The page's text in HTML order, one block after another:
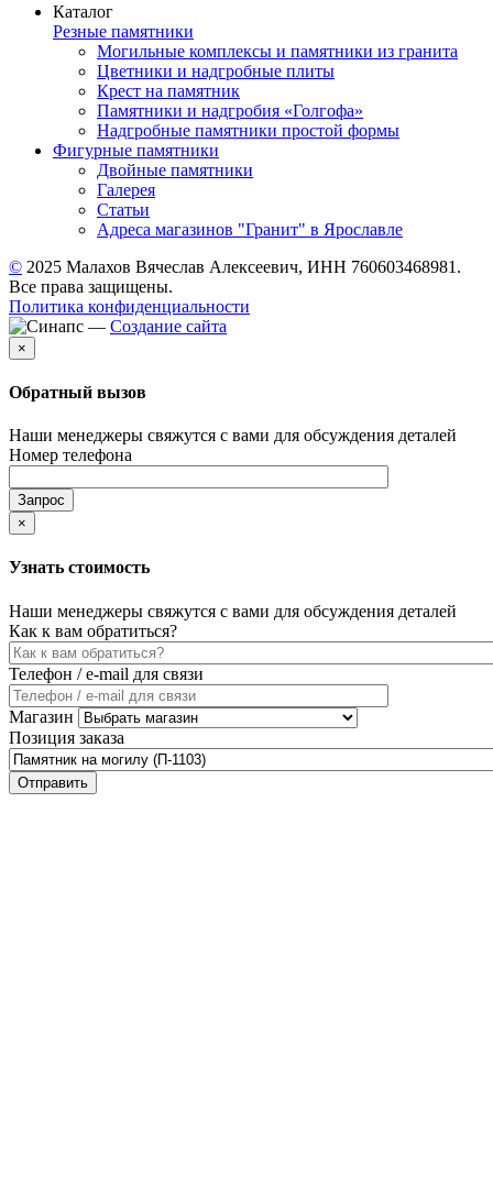
Каталог
Резные памятники
Могильные комплексы и памятники из гранита
Цветники и надгробные плиты
Крест на памятник
Памятники и надгробия «Голгофа»
Надгробные памятники простой формы
Фигурные памятники
Двойные памятники
Галерея
Статьи
Адреса магазинов "Гранит" в Ярославле
© 2025 Малахов Вячеслав Алексеевич, ИНН 760603468981.
Все права защищены.
Политика конфиденциальности
— Создание сайта
×
Обратный вызов
Наши менеджеры свяжутся с вами для обсуждения деталей
Номер телефона
×
Узнать стоимость
Наши менеджеры свяжутся с вами для обсуждения деталей
Как к вам обратиться?
Телефон / e-mail для связи
Магазин
Позиция заказа